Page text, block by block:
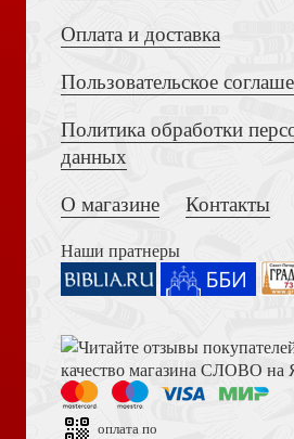
Христианство под
Достоевский Ф.М. Сила и
Оплата и доставка
Пользовательское
Политика обработки
данных
О магазине
Контакты
Наши пратнеры
оплата по